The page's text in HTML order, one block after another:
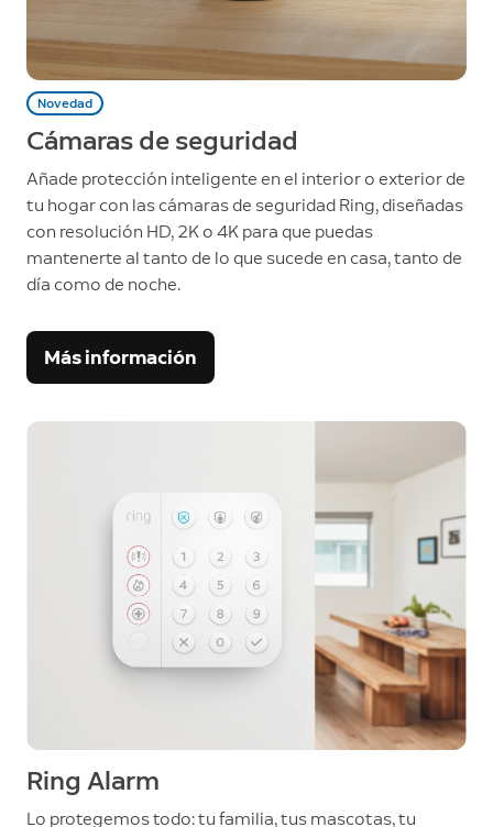
Novedad
Cámaras de seguridad
Añade protección inteligente en el interior o exterior de
tu hogar con las cámaras de seguridad Ring, diseñadas
con resolución HD, 2K o 4K para que puedas
mantenerte al tanto de lo que sucede en casa, tanto de
día como de noche.
Más información
Ring Alarm
Lo protegemos todo: tu familia, tus mascotas, tu